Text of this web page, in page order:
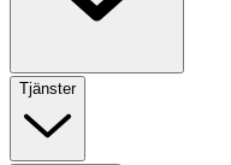
Tjänster